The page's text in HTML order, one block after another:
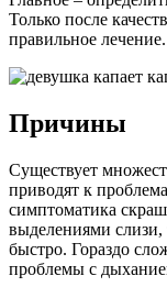
Только после
правильное лечение.
Причины
Существует
приводят к
симптоматика
выделениями слизи,
быстро. Гораздо
проблемы с